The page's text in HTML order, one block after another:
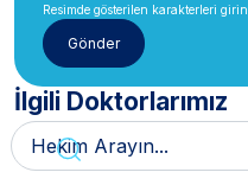
Resimde gösterilen karakterleri girin.
İlgili Doktorlarımız